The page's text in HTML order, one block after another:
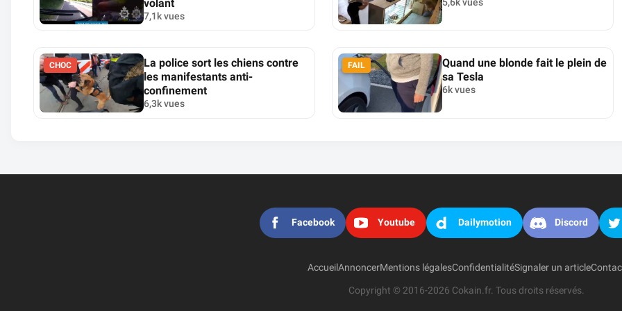
volant
7,1k vues
CHOC
La police sort les chiens contre
les manifestants anti-
confinement
6,3k vues
FAIL
Quand une blonde fait le plein de
sa Tesla
6k vues
Facebook Youtube Dailymotion Discord
AccueilAnnoncerMentions légalesConfidentialitéSignaler un article
Copyright © 2016-2026 Cokain.fr. Tous droits réservés.